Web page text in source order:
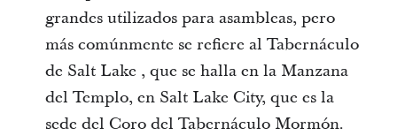
grandes utilizados para asambleas, pero
más comúnmente se refiere al Tabernáculo
de Salt Lake , que se halla en la Manzana
del Templo, en Salt Lake City, que es la
sede del Coro del Tabernáculo Mormón.